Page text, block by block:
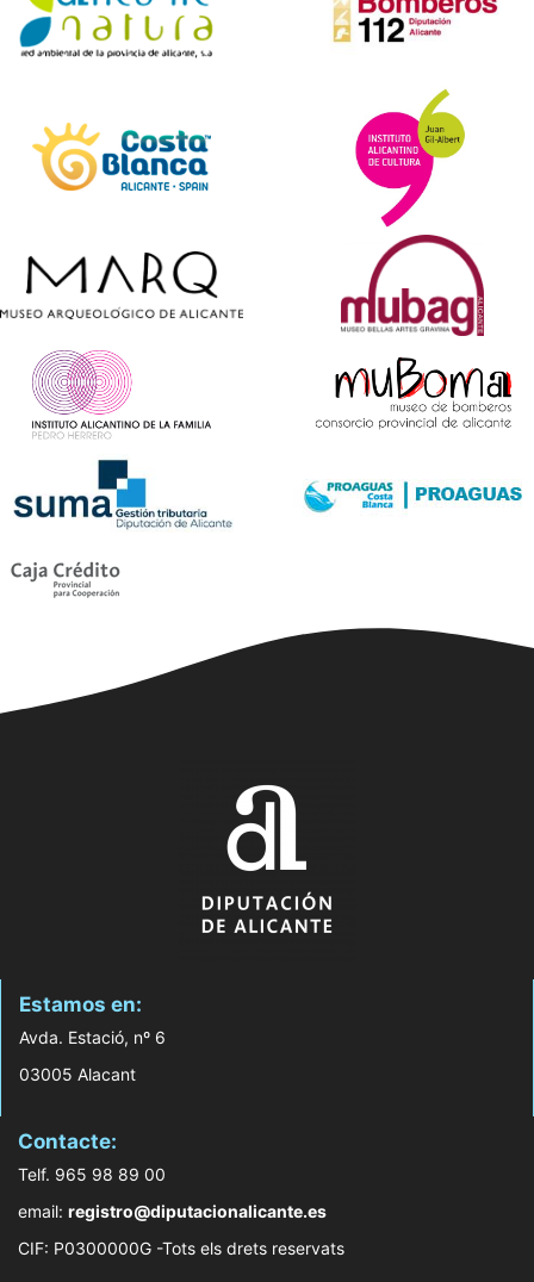
Estamos en:
Avda. Estació, nº 6
03005 Alacant
Contacte:
Telf. 965 98 89 00
email: registro@diputacionalicante.es
CIF: P0300000G -Tots els drets reservats